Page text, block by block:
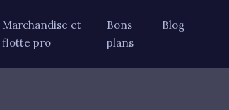
Marchandise et
flotte pro
Bons
plans
Blog